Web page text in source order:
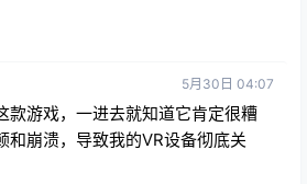
5月30日 04:07
款游戏，一进去就知道它肯定很糟
和崩溃，导致我的VR设备彻底关